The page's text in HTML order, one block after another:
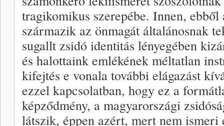
tragikomikus szerepébe. Innen, ebből
származik az önmagát általánosnak
sugallt zsidó identitás lényegében
és halottaink emlékének méltatlan
kifejtés e vonala további elágazást
ezzel kapcsolatban, hogy ez a
képződmény, a magyarországi
látszik, éppen azért, mert nem ismeri